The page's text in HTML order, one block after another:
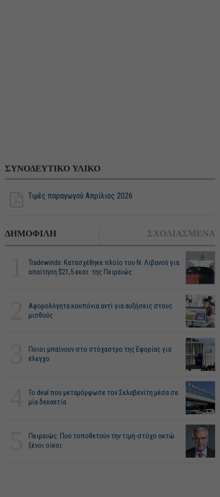
ΣΥΝΟΔΕΥΤΙΚΟ ΥΛΙΚΟ
Τιμές παραγωγού Απρίλιος 2026
ΔΗΜΟΦΙΛΗ ΣΧΟΛΙΑΣΜΕΝΑ
Tradewinds: Κατασχέθηκε πλοίο του Ν. Λιβανού για
απαίτηση $21,5 εκατ. της Πειραιώς
Αφορολόγητα κουπόνια αντί για αυξήσεις στους
μισθούς
Ποιοι μπαίνουν στο στόχαστρο της Εφορίας για
έλεγχο
Το deal που μεταμόρφωσε τον Σκλαβενίτη μέσα σε
μία δεκαετία
Πειραιώς: Πού τοποθετούν την τιμή-στόχο οκτώ
ξένοι οίκοι